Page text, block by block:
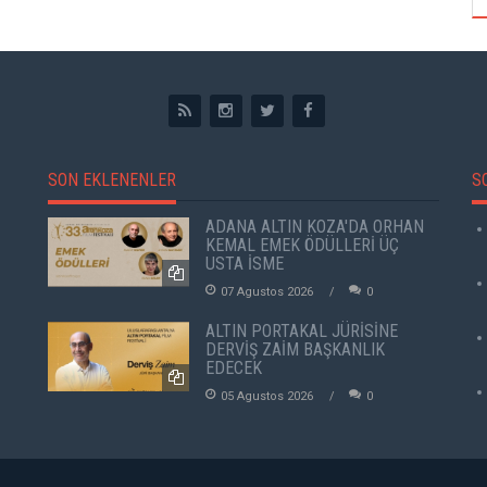
SON EKLENENLER
ADANA ALTIN KOZA'DA ORHAN
KEMAL EMEK ÖDÜLLERİ ÜÇ
USTA İSME
07 Agustos 2026 0
ALTIN PORTAKAL JÜRİSİNE
DERVİŞ ZAİM BAŞKANLIK
EDECEK
05 Agustos 2026 0